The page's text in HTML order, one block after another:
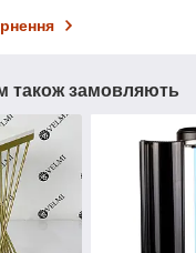
також замовляють